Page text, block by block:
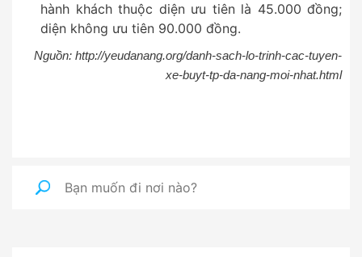
hành khách thuộc diện ưu tiên là 45.000 đồng;
diện không ưu tiên 90.000 đồng.
Nguồn: http://yeudanang.org/danh-sach-lo-trinh-cac-tuyen-
xe-buyt-tp-da-nang-moi-nhat.html